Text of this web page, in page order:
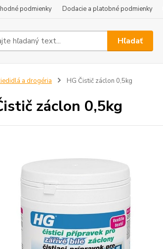
podmienky Dodacie a platobné podmienky
Hľadať
a drogéria HG Čistič záclon 0,5kg
záclon 0,5kg